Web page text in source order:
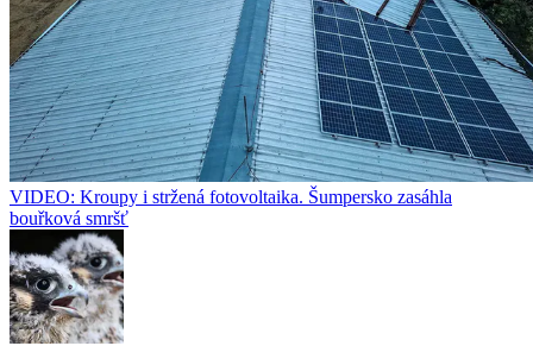
VIDEO: Kroupy i stržená fotovoltaika. Šumpersko zasáhla
bouřková smršť